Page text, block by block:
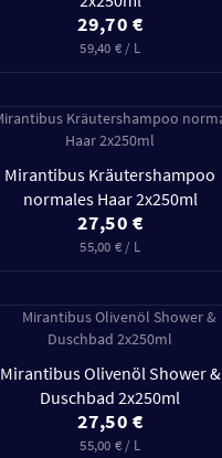
29,70 €
59,40 € / L
Mirantibus Kräutershampoo
normales Haar 2x250ml
27,50 €
55,00 € / L
Mirantibus Olivenöl Shower &
Duschbad 2x250ml
27,50 €
55,00 € / L